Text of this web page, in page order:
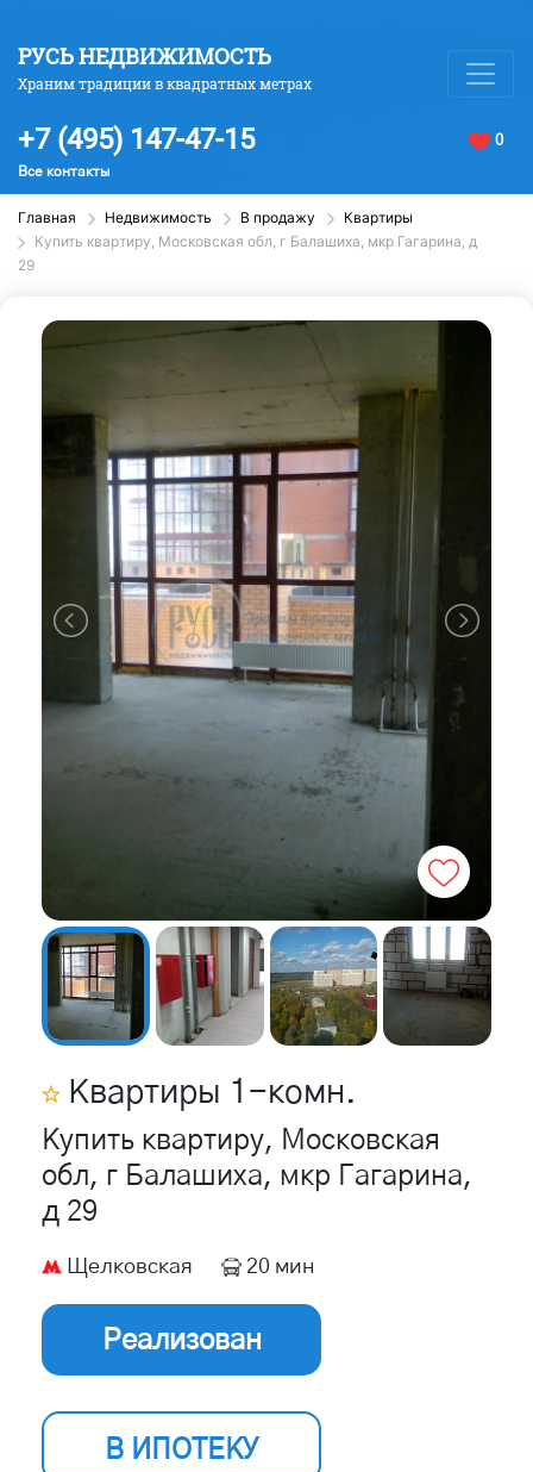
РУСЬ НЕДВИЖИМОСТЬ
Храним традиции в квадратных метрах
+7 (495) 147-47-15
Все контакты
0
Главная Недвижимость В продажу
Квартиры
Купить квартиру, Московская обл, г Балашиха, мкр Гагарина, д
29
Квартиры 1 -комн.
Купить квартиру, Московская
обл, г Балашиха, мкр Гагарина,
д 29
Щелковская 20 мин
Реализован
В ИПОТЕКУ